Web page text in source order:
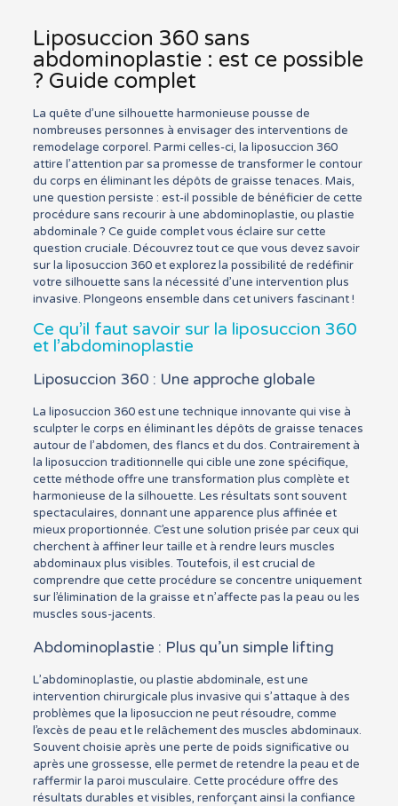
Liposuccion 360 sans
abdominoplastie : est ce possible
? Guide complet
La quête d’une silhouette harmonieuse pousse de
nombreuses personnes à envisager des interventions de
remodelage corporel. Parmi celles-ci, la liposuccion 360
attire l’attention par sa promesse de transformer le contour
du corps en éliminant les dépôts de graisse tenaces. Mais,
une question persiste : est-il possible de bénéficier de cette
procédure sans recourir à une abdominoplastie, ou plastie
abdominale ? Ce guide complet vous éclaire sur cette
question cruciale. Découvrez tout ce que vous devez savoir
sur la liposuccion 360 et explorez la possibilité de redéfinir
votre silhouette sans la nécessité d’une intervention plus
invasive. Plongeons ensemble dans cet univers fascinant !
Ce qu’il faut savoir sur la liposuccion 360
et l’abdominoplastie
Liposuccion 360 : Une approche globale
La liposuccion 360 est une technique innovante qui vise à
sculpter le corps en éliminant les dépôts de graisse tenaces
autour de l’abdomen, des flancs et du dos. Contrairement à
la liposuccion traditionnelle qui cible une zone spécifique,
cette méthode offre une transformation plus complète et
harmonieuse de la silhouette. Les résultats sont souvent
spectaculaires, donnant une apparence plus affinée et
mieux proportionnée. C’est une solution prisée par ceux qui
cherchent à affiner leur taille et à rendre leurs muscles
abdominaux plus visibles. Toutefois, il est crucial de
comprendre que cette procédure se concentre uniquement
sur l’élimination de la graisse et n’affecte pas la peau ou les
muscles sous-jacents.
Abdominoplastie : Plus qu’un simple lifting
L’abdominoplastie, ou plastie abdominale, est une
intervention chirurgicale plus invasive qui s’attaque à des
problèmes que la liposuccion ne peut résoudre, comme
l’excès de peau et le relâchement des muscles abdominaux.
Souvent choisie après une perte de poids significative ou
après une grossesse, elle permet de retendre la peau et de
raffermir la paroi musculaire. Cette procédure offre des
résultats durables et visibles, renforçant ainsi la confiance